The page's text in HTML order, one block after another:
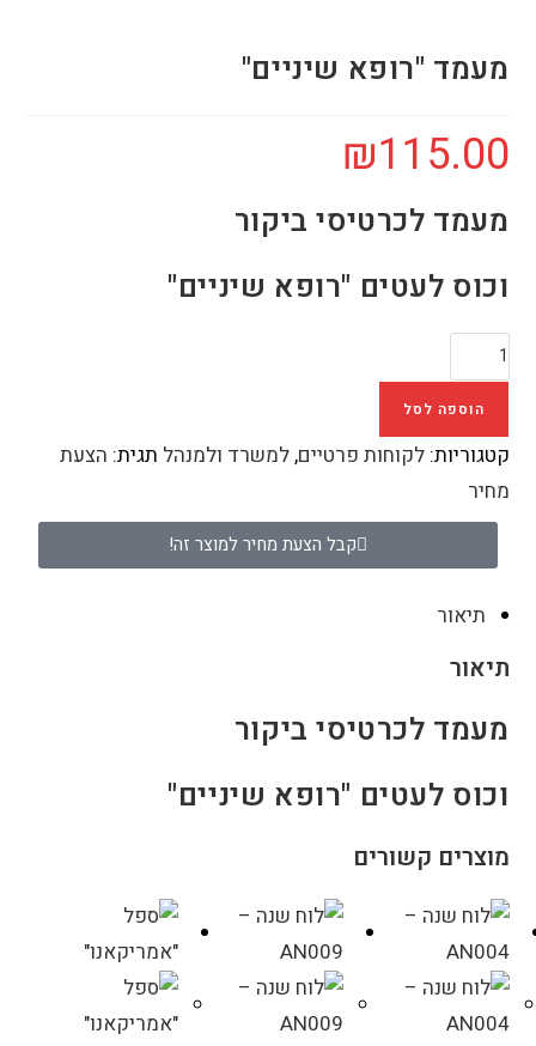
מעמד "רופא שיניים"
₪115.00
מעמד לכרטיסי ביקור
וכוס לעטים "רופא שיניים"
הוספה לסל
קטגוריות:לקוחות פרטיים,למשרד ולמנהלתגית:הצעת
מחיר
קבל הצעת מחיר למוצר זה!
תיאור
תיאור
מעמד לכרטיסי ביקור
וכוס לעטים "רופא שיניים"
מוצרים קשורים